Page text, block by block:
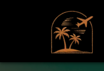
Aller